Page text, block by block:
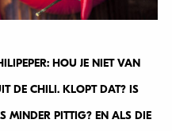
HOU JE NIET VAN
DE CHILI. KLOPT DAT? IS
MINDER PITTIG? EN ALS DIE